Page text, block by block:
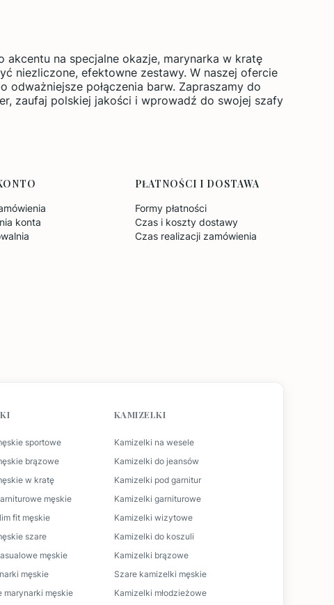
na specjalne okazje, marynarka w kratę
niezliczone, efektowne zestawy. W naszej ofercie
połączenia barw. Zapraszamy do
zaufaj polskiej jakości i wprowadź do swojej szafy
konta
PŁATNOŚCI I DOSTAWA
Formy płatności
Czas i koszty dostawy
Czas realizacji zamówienia
sportowe
brązowe
w kratę
męskie
fit męskie
szare
męskie
męskie
marynarki męskie
KAMIZELKI
Kamizelki na wesele
Kamizelki do jeansów
Kamizelki pod garnitur
Kamizelki garniturowe
Kamizelki wizytowe
Kamizelki do koszuli
Kamizelki brązowe
Szare kamizelki męskie
Kamizelki młodzieżowe